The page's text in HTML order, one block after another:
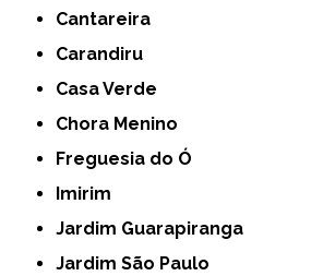
Cantareira
Carandiru
Casa Verde
Chora Menino
Freguesia do Ó
Imirim
Jardim Guarapiranga
Jardim São Paulo